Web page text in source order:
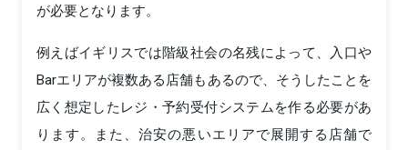
が必要となります。
例えばイギリスでは階級社会の名残によって、入口や
Barエリアが複数ある店舗もあるので、そうしたことを
広く想定したレジ・予約受付システムを作る必要があ
ります。また、治安の悪いエリアで展開する店舗で